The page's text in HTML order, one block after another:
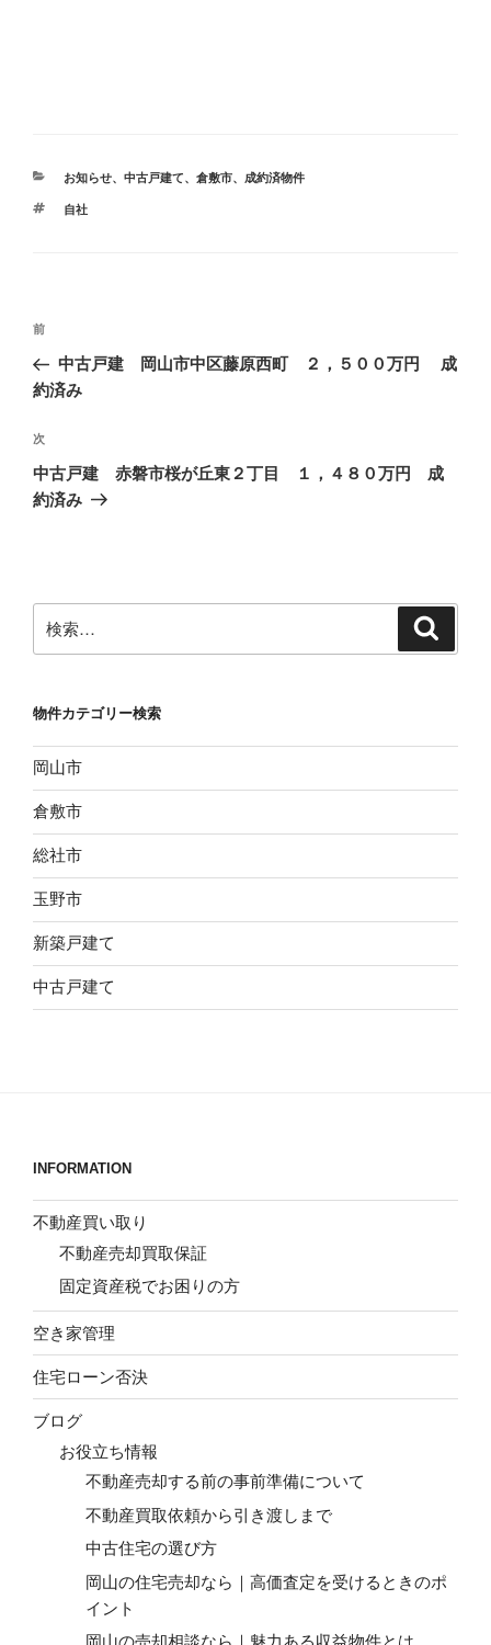
カ
ゴ
お知らせ、 中古戸建て、 倉敷市、 成約済物件
タ
自社
投
ナ
ゲ
ー
シ
前
の
投
前
中古戸建 岡山市中区藤原西町 ２，５００万円 成
約済み
次
の
投
次
中古戸建 赤磐市桜が丘東２丁目 １，４８０万円 成
約済み
索:
物件カテゴリー検索
岡山市
倉敷市
総社市
玉野市
新築戸建て
中古戸建て
INFORMATION
不動産買い取り
不動産売却買取保証
固定資産税でお困りの方
空き家管理
住宅ローン否決
ブログ
お役立ち情報
不動産売却する前の事前準備について
不動産買取依頼から引き渡しまで
中古住宅の選び方
岡山の住宅売却なら｜高価査定を受けるときのポ
イント